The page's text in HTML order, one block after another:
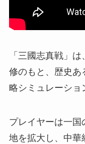
「三國志真戦」
修のもと、歴史あ
略シミュレーショ
プレイヤーは一
地を拡大し、中華